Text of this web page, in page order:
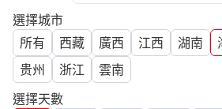
選擇城市
所有
西藏 廣西 江西 湖南
贵州
浙江
雲南
選擇天數